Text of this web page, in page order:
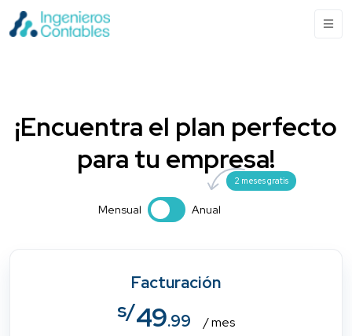
¡Encuentra el plan perfecto
para tu empresa!
Mensual Anual
2 meses gratis
Facturación
s/49.99 / mes